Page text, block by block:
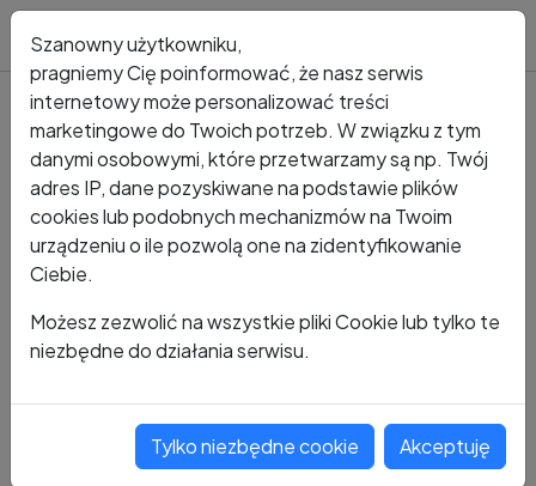
Kto dzwonił? Numer +48 691 283 595
+48 691 283 595
Szanowny użytkowniku,
pragniemy Cię poinformować, że nasz serwis
internetowy może personalizować treści
marketingowe do Twoich potrzeb. W związku z tym
danymi osobowymi, które przetwarzamy są np. Twój
adres IP, dane pozyskiwane na podstawie plików
cookies lub podobnych mechanizmów na Twoim
urządzeniu o ile pozwolą one na zidentyfikowanie
Ciebie.
Możesz zezwolić na wszystkie pliki Cookie lub tylko te
niezbędne do działania serwisu.
Tylko niezbędne cookie Akceptuję